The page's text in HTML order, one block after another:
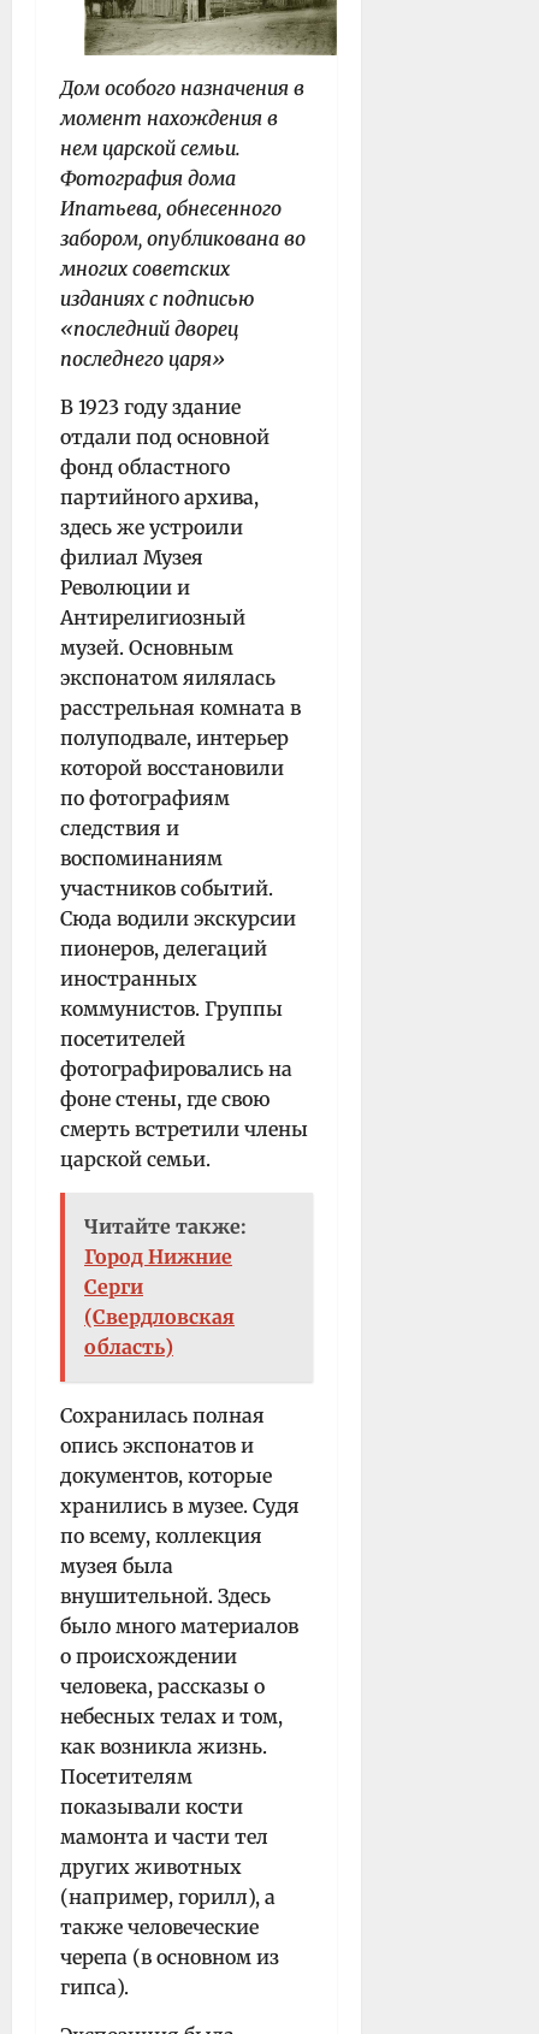
Дом особого назначения в
момент нахождения в
нем царской семьи.
Фотография дома
Ипатьева, обнесенного
забором, опубликована во
многих советских
изданиях с подписью
«последний дворец
последнего царя»
В 1923 году здание
отдали под основной
фонд областного
партийного архива,
здесь же устроили
филиал Музея
Революции и
Антирелигиозный
музей. Основным
экспонатом яилялась
расстрельная комната в
полуподвале, интерьер
которой восстановили
по фотографиям
следствия и
воспоминаниям
участников событий.
Сюда водили экскурсии
пионеров, делегаций
иностранных
коммунистов. Группы
посетителей
фотографировались на
фоне стены, где свою
смерть встретили члены
царской семьи.
Читайте также:
Город Нижние
Серги
(Свердловская
область)
Сохранилась полная
опись экспонатов и
документов, которые
хранились в музее. Судя
по всему, коллекция
музея была
внушительной. Здесь
было много материалов
о происхождении
человека, рассказы о
небесных телах и том,
как возникла жизнь.
Посетителям
показывали кости
мамонта и части тел
других животных
(например, горилл), а
также человеческие
черепа (в основном из
гипса).